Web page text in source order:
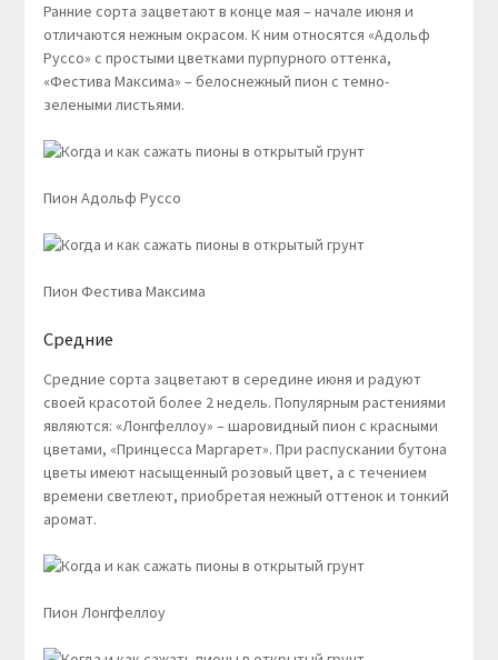
Ранние сорта зацветают в конце мая – начале июня и
отличаются нежным окрасом. К ним относятся «Адольф
Руссо» с простыми цветками пурпурного оттенка,
«Фестива Максима» – белоснежный пион с темно-
зелеными листьями.
Пион Адольф Руссо
Пион Фестива Максима
Средние
Средние сорта зацветают в середине июня и радуют
своей красотой более 2 недель. Популярным растениями
являются: «Лонгфеллоу» – шаровидный пион с красными
цветами, «Принцесса Маргарет». При распускании бутона
цветы имеют насыщенный розовый цвет, а с течением
времени светлеют, приобретая нежный оттенок и тонкий
аромат.
Пион Лонгфеллоу